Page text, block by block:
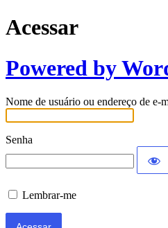
Acessar
Powered by
Nome de usuário ou endereço de e-
Senha
Lembrar-me